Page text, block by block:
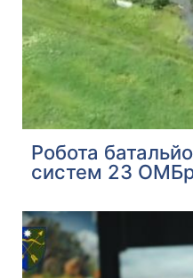
Робота
систем 23